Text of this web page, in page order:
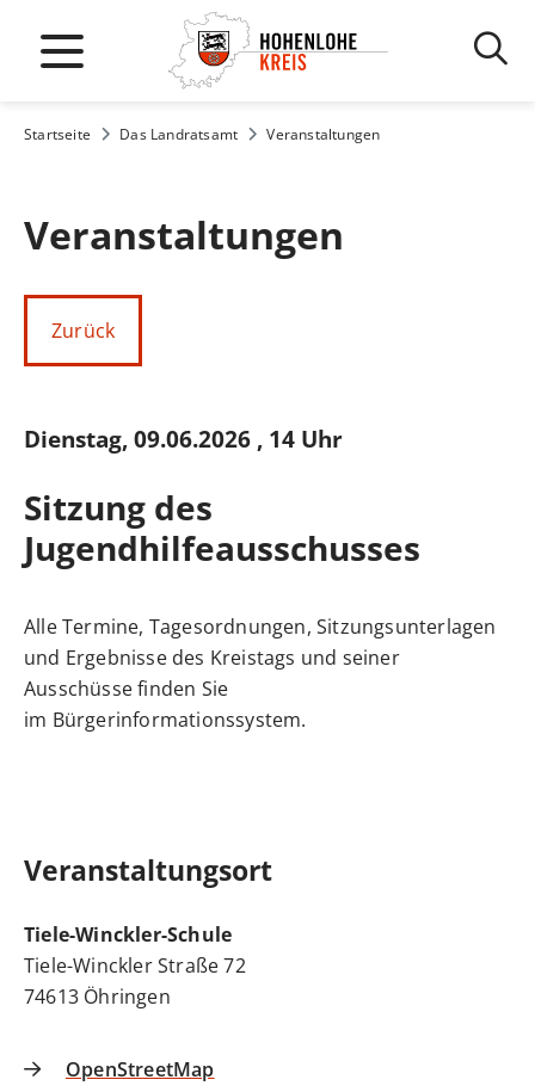
Startseite Das Landratsamt Veranstaltungen
Veranstaltungen
Zurück
Dienstag, 09.06.2026 , 14 Uhr
Sitzung des
Jugendhilfeausschusses
Alle Termine, Tagesordnungen, Sitzungsunterlagen
und Ergebnisse des Kreistags und seiner
Ausschüsse finden Sie
im Bürgerinformationssystem.
Veranstaltungsort
Tiele-Winckler-Schule
Tiele-Winckler Straße 72
74613 Öhringen
OpenStreetMap